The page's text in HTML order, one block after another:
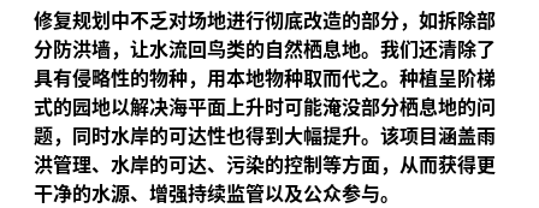
修复规划中不乏对场地进行彻底改造的部分，如拆除部
分防洪墙，让水流回鸟类的自然栖息地。我们还清除了
具有侵略性的物种，用本地物种取而代之。种植呈阶梯
式的园地以解决海平面上升时可能淹没部分栖息地的问
题，同时水岸的可达性也得到大幅提升。该项目涵盖雨
洪管理、水岸的可达、污染的控制等方面，从而获得更
干净的水源、增强持续监管以及公众参与。